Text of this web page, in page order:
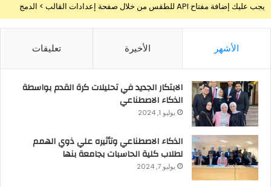
يجب عليك إضافة مفتاح API للطقس من خلال صفحة إعدادات القالب > الدمج
الأشهر الأخيرة تعليقات
الابتكار الجديد في تحليلات كرة القدم بواسطة
الذكاء الاصطناعي
يوليو 1, 2024
الذكاء الاصطناعي وتأثيره علي ذوي الهمم
لطلاب كلية الحاسبات بجامعة بنها
يوليو 7, 2024